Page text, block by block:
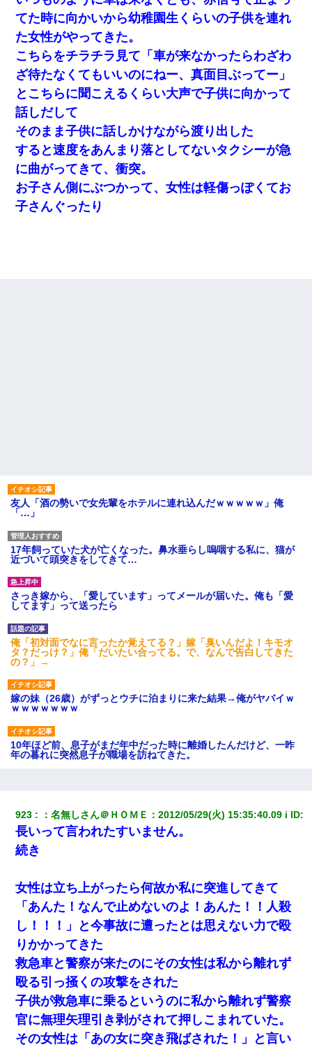
てた時に向かいから幼稚園生くらいの子供を連れ
た女性がやってきた。
こちらをチラチラ見て「車が来なかったらわざわ
ざ待たなくてもいいのにねー、真面目ぶってー」
とこちらに聞こえるくらい大声で子供に向かって
話しだして
そのまま子供に話しかけながら渡り出した
すると速度をあんまり落としてないタクシーが急
に曲がってきて、衝突。
お子さん側にぶつかって、女性は軽傷っぽくてお
子さんぐったり
友人「酒の勢いで女先輩をホテルに連れ込んだｗｗｗｗｗ」俺
「…」
17年飼っていた犬が亡くなった。鼻水垂らし嗚咽する私に、猫が
近づいて頭突きをしてきて…
さっき嫁から、「愛しています」ってメールが届いた。俺も「愛
してます」って送ったら
俺「初対面でなに言ったか覚えてる？」嫁「臭いんだよ！キモオ
タ？だっけ？」俺「だいたい合ってる。で、なんで告白してきた
の？」→
嫁の妹（26歳）がずっとウチに泊まりに来た結果→俺がヤバイｗ
ｗｗｗｗｗｗｗ
10年ほど前、息子がまだ年中だった時に離婚したんだけど、一昨
年の暮れに突然息子が職場を訪ねてきた。
て近寄ったら女の子がおっさんの下敷きになってた
彼にプロポーズされたんだけど、実は資産家だと知って婚約破棄
した。B子「A男くんと別れたって本当？私が付き合ってもい
転職先が決まったので退職の意思を伝えたら。上司「無責任」
「簡単には辞めさせない」私（どうせ辞めるし…）→ 思いっきり
反論をしてみた
結婚生活10ヶ月目で嫁から一方的に「もう冷めた」と離婚切り出
された
子供の頃、母の弟にイタズラされてて中学に入ってから関係を持
ってしまった。拒絶したら「全部バラしてやる」と脅迫されたの
で両親に全部話した。
923 ：名無しさん＠ＨＯＭＥ ：2012/05/29(火) 15:35:40.09 i ID:
長いって言われたすいません。
続き
女性は立ち上がったら何故か私に突進してきて
「あんた！なんで止めないのよ！あんた！！人殺
し！！！」と今事故に遭ったとは思えない力で殴
りかかってきた
救急車と警察が来たのにその女性は私から離れず
殴る引っ掻くの攻撃をされた
子供が救急車に乗るというのに私から離れず警察
官に無理矢理引き剥がされて押しこまれていた。
その女性は「あの女に突き飛ばされた！」と言い